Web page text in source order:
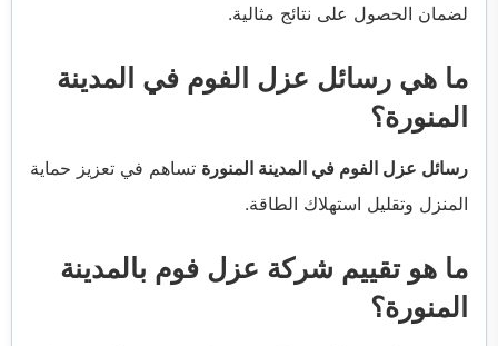
لضمان الحصول على نتائج مثالية.
ما هي رسائل عزل الفوم في المدينة
المنورة؟
رسائل عزل الفوم في المدينة المنورة تساهم في تعزيز حماية
المنزل وتقليل استهلاك الطاقة.
ما هو تقييم شركة عزل فوم بالمدينة
المنورة؟